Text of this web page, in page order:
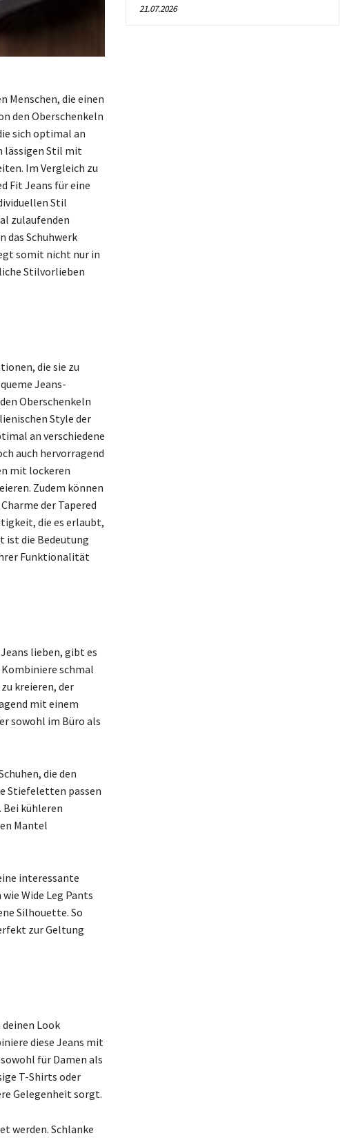
Menschen, die einen
den Oberschenkeln
sich optimal an
lässigen Stil mit
Im Vergleich zu
Fit Jeans für eine
Stil
zulaufenden
das Schuhwerk
somit nicht nur in
Stilvorlieben
die sie zu
Jeans-
Oberschenkeln
Style der
an verschiedene
auch hervorragend
mit lockeren
Zudem können
der Tapered
die es erlaubt,
ist die Bedeutung
Funktionalität
lieben, gibt es
schmal
kreieren, der
mit einem
sowohl im Büro als
die den
Stiefeletten passen
Bei kühleren
Mantel
interessante
Wide Leg Pants
Silhouette. So
zur Geltung
Look
diese Jeans mit
für Damen als
T-Shirts oder
Gelegenheit sorgt.
werden. Schlanke
21.07.2026